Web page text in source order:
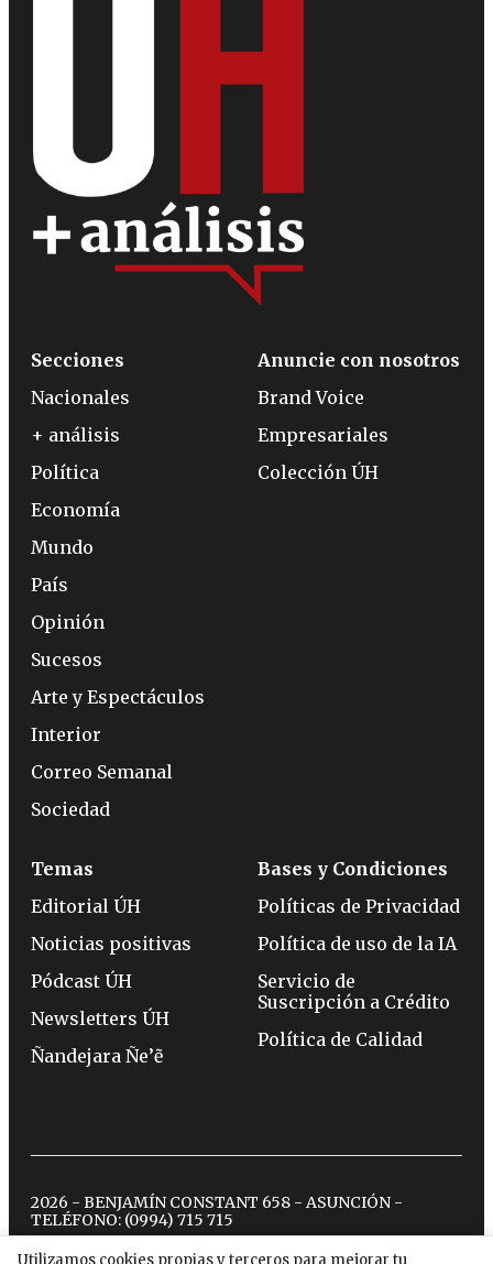
Utilizamos cookies propias y terceros para mejorar tu
Secciones
Nacionales
+ análisis
Política
Economía
Mundo
País
Opinión
Sucesos
Arte y Espectáculos
Interior
Correo Semanal
Sociedad
Anuncie con nosotros
Brand Voice
Empresariales
Colección ÚH
Temas
Editorial ÚH
Noticias positivas
Pódcast ÚH
Newsletters ÚH
Ñandejara Ñe’ẽ
Bases y Condiciones
Políticas de Privacidad
Política de uso de la IA
Servicio de
Suscripción a Crédito
Política de Calidad
2026 - BENJAMÍN CONSTANT 658 - ASUNCIÓN -
TELÉFONO: (0994) 715 715